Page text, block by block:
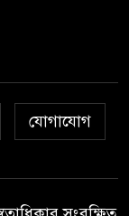
নাগরিক আটক
যোগাযোগ